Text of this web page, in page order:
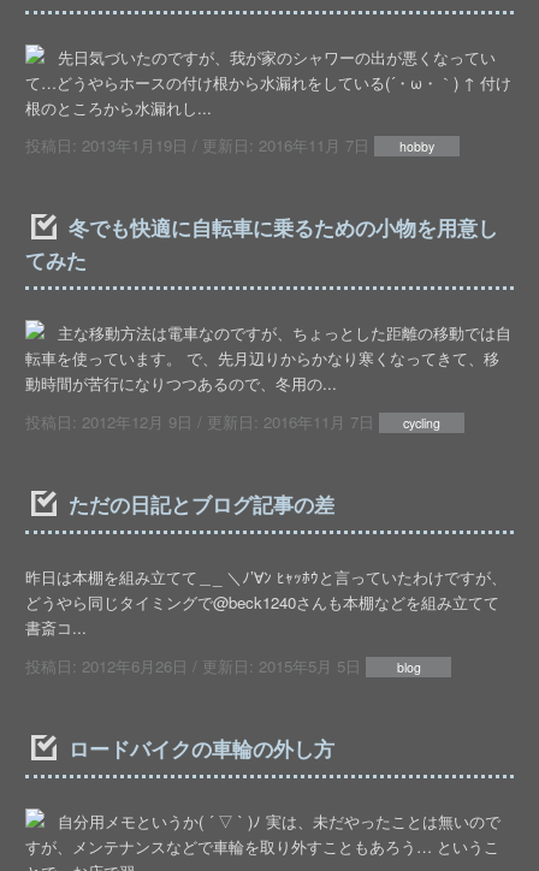
先日気づいたのですが、我が家のシャワーの出が悪くなってい
て…どうやらホースの付け根から水漏れをしている(´・ω・｀) ↑ 付け
根のところから水漏れし...
投稿日: 2013年1月19日 / 更新日: 2016年11月 7日 hobby
冬でも快適に自転車に乗るための小物を用意し
てみた
主な移動方法は電車なのですが、ちょっとした距離の移動では自
転車を使っています。 で、先月辺りからかなり寒くなってきて、移
動時間が苦行になりつつあるので、冬用の...
投稿日: 2012年12月 9日 / 更新日: 2016年11月 7日 cycling
ただの日記とブログ記事の差
昨日は本棚を組み立てて＿_ ＼ﾉ’∀ﾝ ﾋｬｯﾎｳと言っていたわけですが、
どうやら同じタイミングで@beck1240さんも本棚などを組み立てて
書斎コ...
投稿日: 2012年6月26日 / 更新日: 2015年5月 5日 blog
ロードバイクの車輪の外し方
自分用メモというか( ´ ▽ ` )ﾉ 実は、未だやったことは無いので
すが、メンテナンスなどで車輪を取り外すこともあろう… というこ